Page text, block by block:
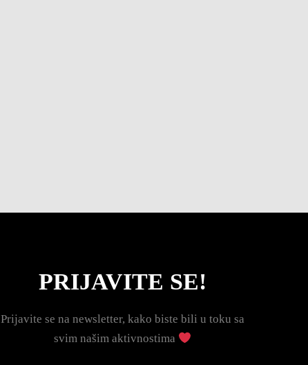
PRIJAVITE SE!
Prijavite se na newsletter, kako biste bili u toku sa
svim našim aktivnostima